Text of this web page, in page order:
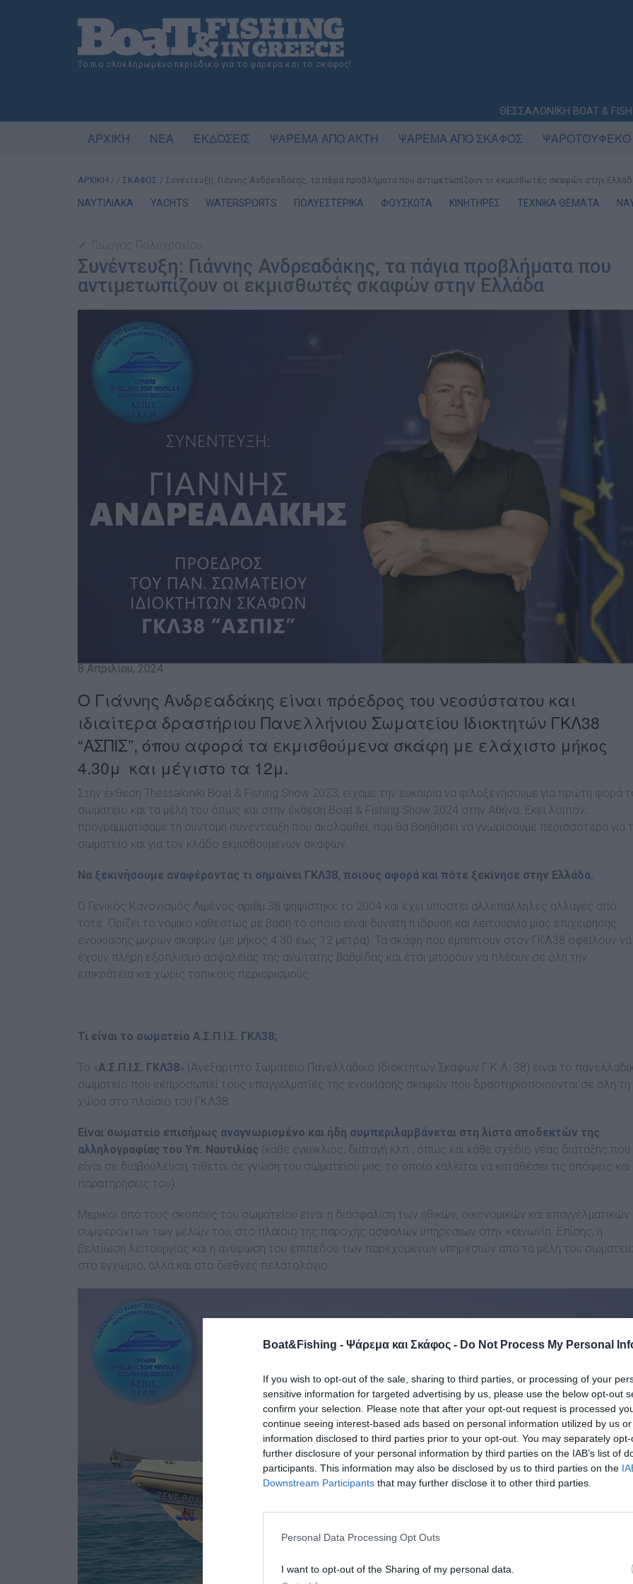
Boat&Fishing - Ψάρεμα και Σκάφος - Do Not Process My Personal
If you wish to opt-out of the sale, sharing to third parties, or processing of your
sensitive information for targeted advertising by us, please use the below opt-out
confirm your selection. Please note that after your opt-out request is processed
continue seeing interest-based ads based on personal information utilized by us
information disclosed to third parties prior to your opt-out. You may separately
further disclosure of your personal information by third parties on the IAB’s list of
participants. This information may also be disclosed by us to third parties on the
Downstream Participants that may further disclose it to other third parties.
Personal Data Processing Opt Outs
I want to opt-out of the Sharing of my personal data.
Το πιο ολοκληρωμένο περιοδικό για το ψάρεμα και το σκάφος!
ΘΕΣΣΑΛΟΝΙΚΗ BOAT &
ΑΡΧΙΚΗ ΝΕΑ ΕΚΔΟΣΕΙΣ ΨΑΡΕΜΑ ΑΠΟ ΑΚΤΗ ΨΑΡΕΜΑ ΑΠΟ ΣΚΑΦΟΣ ΨΑΡΟΤΟΥΦΕΚΟ
ΑΡΧΙΚΗ / / ΣΚΑΦΟΣ / Συνέντευξη: Γιάννης Ανδρεαδάκης, τα πάγια προβλήματα που αντιμετωπίζουν οι εκμισθωτές σκαφών στην
ΝΑΥΤΙΛΙΑΚΑ YACHTS WATERSPORTS ΠΟΛΥΕΣΤΕΡΙΚΑ ΦΟΥΣΚΩΤΑ ΚΙΝΗΤΗΡΕΣ ΤΕΧΝΙΚΑ ΘΕΜΑΤΑ
Γιώργος Πολυχρονίου
Συνέντευξη: Γιάννης Ανδρεαδάκης, τα πάγια προβλήματα που
αντιμετωπίζουν οι εκμισθωτές σκαφών στην Ελλάδα
8 Απριλίου, 2024
Ο Γιάννης Ανδρεαδάκης είναι πρόεδρος του νεοσύστατου και
ιδιαίτερα δραστήριου Πανελλήνιου Σωματείου Ιδιοκτητών ΓΚΛ38
“ΑΣΠΙΣ”, όπου αφορά τα εκμισθούμενα σκάφη με ελάχιστο μήκος
4.30μ και μέγιστο τα 12μ.
Στην έκθεση Thessaloniki Boat & Fishing Show 2023, είχαμε την ευκαιρία να φιλοξενήσουμε για πρώτη φορά
σωματείο και τα μέλη του όπως και στην έκθεση Boat & Fishing Show 2024 στην Αθήνα. Εκεί λοιπόν,
προγραμματίσαμε τη σύντομη συνέντευξη που ακολουθεί, που θα βοηθήσει να γνωρίσουμε περισσότερα για
σωματείο και για τον κλάδο εκμισθούμενων σκαφών.
Να ξεκινήσουμε αναφέροντας τι σημαίνει ΓΚΛ38, ποιους αφορά και πότε ξεκίνησε στην Ελλάδα.
Ο Γενικός Κανονισμός Λιμένος αριθμ.38 ψηφίστηκε το 2004 και έχει υποστεί αλλεπάλληλες αλλαγές από
τότε. Ορίζει το νομικό καθεστώς με βάση το οποίο είναι δυνατή η ίδρυση και λειτουργία μίας επιχείρησης
ενοικίασης μικρών σκαφών (με μήκος 4.30 έως 12 μέτρα). Τα σκάφη που εμπίπτουν στον ΓΚΛ38 οφείλουν να
έχουν πλήρη εξοπλισμό ασφαλείας της ανώτατης βαθμίδας και έτσι μπορούν να πλέουν σε όλη την
επικράτεια και χωρίς τοπικούς περιορισμούς.
Τι είναι το σωματείο Α.Σ.Π.Ι.Σ. ΓΚΛ38;
Το «Α.Σ.Π.Ι.Σ. ΓΚΛ38» (Ανεξάρτητο Σωματείο Πανελλαδικό Ιδιοκτητών Σκαφών Γ.Κ.Λ. 38) είναι το
σωματείο που εκπροσωπεί τους επαγγελματίες της ενοικίασης σκαφών που δραστηριοποιούνται σε όλη τη
χώρα στο πλαίσιο του ΓΚΛ38.
Είναι σωματείο επισήμως αναγνωρισμένο και ήδη συμπεριλαμβάνεται στη λίστα αποδεκτών της
αλληλογραφίας του Υπ. Ναυτιλίας (κάθε εγκύκλιος, διαταγή κλπ., όπως και κάθε σχέδιο νέας διάταξης που
είναι σε διαβούλευση, τίθεται σε γνώση του σωματείου μας, το οποίο καλείται να καταθέσει τις απόψεις και
παρατηρήσεις του).
Μερικοί από τους σκοπούς του σωματείου είναι η διασφάλιση των ηθικών, οικονομικών και επαγγελματικών
συμφερόντων των μελών του, στο πλαίσιο της παροχής ασφαλών υπηρεσιών στην κοινωνία. Επίσης, η
βελτίωση λειτουργίας και η ανύψωση του επιπέδου των παρεχόμενων υπηρεσιών από τα μέλη του
στο εγχώριο, αλλά και στο διεθνές πελατολόγιο.